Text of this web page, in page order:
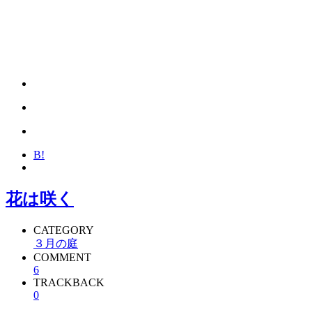
B!
花は咲く
CATEGORY
３月の庭
COMMENT
6
TRACKBACK
0